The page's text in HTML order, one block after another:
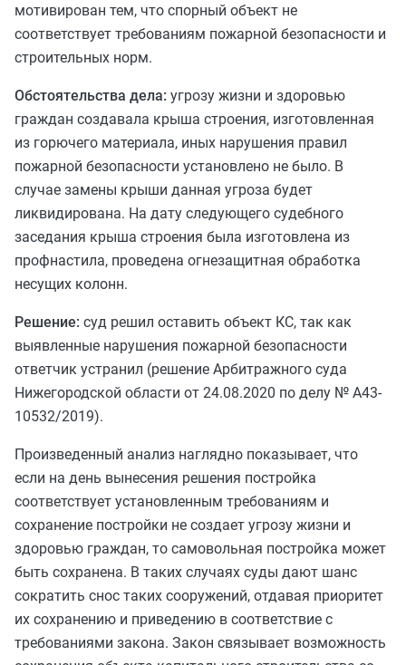
мотивирован тем, что спорный объект не
соответствует требованиям пожарной безопасности и
строительных норм.
Обстоятельства дела: угрозу жизни и здоровью
граждан создавала крыша строения, изготовленная
из горючего материала, иных нарушения правил
пожарной безопасности установлено не было. В
случае замены крыши данная угроза будет
ликвидирована. На дату следующего судебного
заседания крыша строения была изготовлена из
профнастила, проведена огнезащитная обработка
несущих колонн.
Решение: суд решил оставить объект КС, так как
выявленные нарушения пожарной безопасности
ответчик устранил (решение Арбитражного суда
Нижегородской области от 24.08.2020 по делу № А43-
10532/2019).
Произведенный анализ наглядно показывает, что
если на день вынесения решения постройка
соответствует установленным требованиям и
сохранение постройки не создает угрозу жизни и
здоровью граждан, то самовольная постройка может
быть сохранена. В таких случаях суды дают шанс
сократить снос таких сооружений, отдавая приоритет
их сохранению и приведению в соответствие с
требованиями закона. Закон связывает возможность